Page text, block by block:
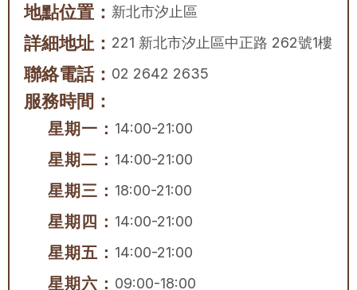
地點位置： 新北市汐止區
詳細地址： 221 新北市汐止區中正路 262號1樓
聯絡電話： 02 2642 2635
服務時間：
星期一： 14:00-21:00
星期二： 14:00-21:00
星期三： 18:00-21:00
星期四： 14:00-21:00
星期五： 14:00-21:00
星期六： 09:00-18:00